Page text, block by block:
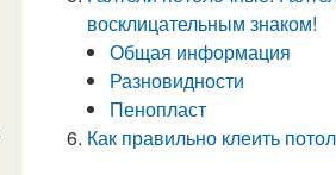
восклицательным знаком!
Общая информация
Разновидности
Пенопласт
Как правильно клеить